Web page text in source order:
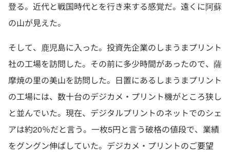
登る。近代と戦国時代とを行き来する感覚だ。遠くに阿蘇
の山が見えた。
そして、鹿児島に入った。投資先企業のしまうまプリント
社の工場を訪問した。その前に多少時間があったので、薩
摩焼の里の美山を訪問した。日置にあるしまうまプリント
の工場には、数十台のデジカメ・プリント機がところ狭し
と並んでいた。現在、デジタルプリントのネットでのシェ
アは約20％だと言う。一枚5円と言う破格の値段で、業績
をグングン伸ばしていた。デジカメ・プリントのご要望